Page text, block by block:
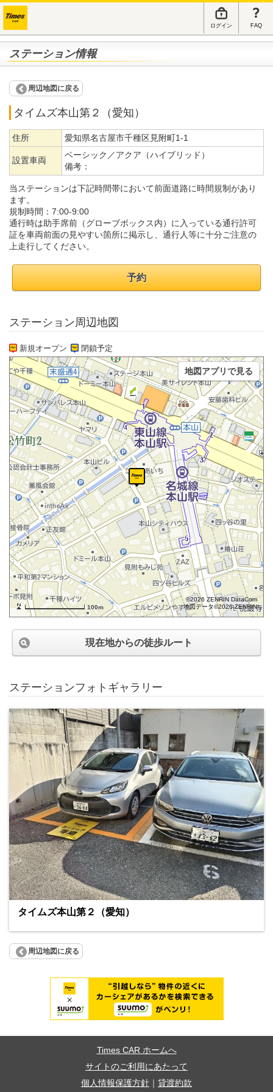
ログイン FAQ
ステーション情報
周辺地図に戻る
タイムズ本山第２（愛知）
住所 愛知県名古屋市千種区見附町1-1
設置車両
ベーシック／アクア（ハイブリッド）
備考：
当ステーションは下記時間帯において前面道路に時間規制があり
ます。
規制時間：7:00-9:00
通行時は助手席前（グローブボックス内）に入っている通行許可
証を車両前面の見やすい箇所に掲示し、通行人等に十分ご注意の
上走行してください。
予約
ステーション周辺地図
新規オープン 閉鎖予定
100m
©2026 ZENRIN DataCom
地図データ©2026 ZENRIN
地図アプリで見る
現在地からの徒歩ルート
ステーションフォトギャラリー
タイムズ本山第２（愛知）
周辺地図に戻る
Times CAR ホームへ
サイトのご利用にあたって
個人情報保護方針
貸渡約款